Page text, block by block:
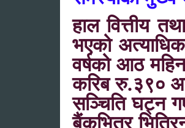
हाल वित्तीय
भएको
वर्षको आठ
करिब रु.३९०
सञ्चिति घट्न
बैंकभित्र